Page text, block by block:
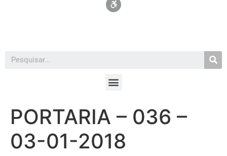
PORTARIA – 036 –
03-01-2018